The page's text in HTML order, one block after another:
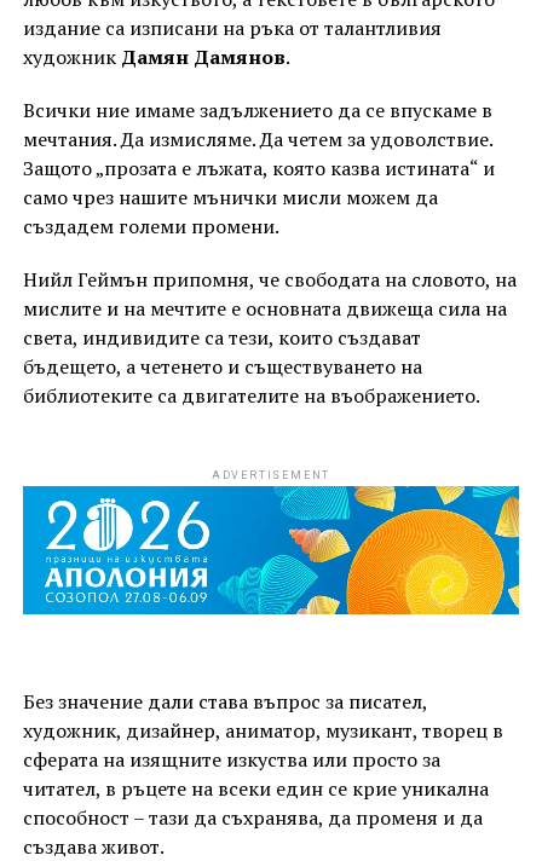
издание са изписани на ръка от талантливия
художник Дамян Дамянов.
Всички ние имаме задължението да се впускаме в
мечтания. Да измисляме. Да четем за удоволствие.
Защото „прозата е лъжата, която казва истината“ и
само чрез нашите мънички мисли можем да
създадем големи промени.
Нийл Геймън припомня, че свободата на словото, на
мислите и на мечтите е основната движеща сила на
света, индивидите са тези, които създават
бъдещето, а четенето и съществуването на
библиотеките са двигателите на въображението.
ADVERTISEMENT
Без значение дали става въпрос за писател,
художник, дизайнер, аниматор, музикант, творец в
сферата на изящните изкуства или просто за
читател, в ръцете на всеки един се крие уникална
способност – тази да съхранява, да променя и да
създава живот.